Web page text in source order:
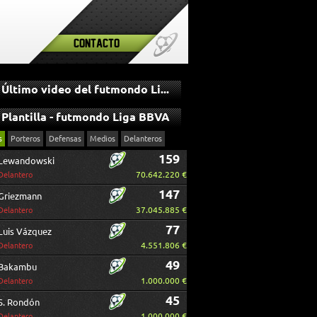
Contacto
Último video del futmondo Liga BBVA
Plantilla - futmondo Liga BBVA
Porteros Defensas Medios Delanteros
159
70.642.220 €
147
37.045.885 €
Vázquez 77
4.551.806 €
49
1.000.000 €
Rondón 45